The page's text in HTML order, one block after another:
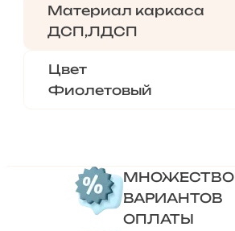
Материал каркаса
ДСП,ЛДСП
Цвет
Фиолетовый
МНОЖЕСТВО
ВАРИАНТОВ
ОПЛАТЫ